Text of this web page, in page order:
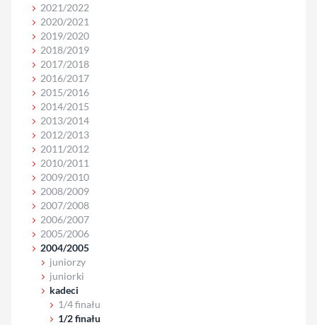
2021/2022
2020/2021
2019/2020
2018/2019
2017/2018
2016/2017
2015/2016
2014/2015
2013/2014
2012/2013
2011/2012
2010/2011
2009/2010
2008/2009
2007/2008
2006/2007
2005/2006
2004/2005
juniorzy
juniorki
kadeci
1/4 finału
1/2 finału